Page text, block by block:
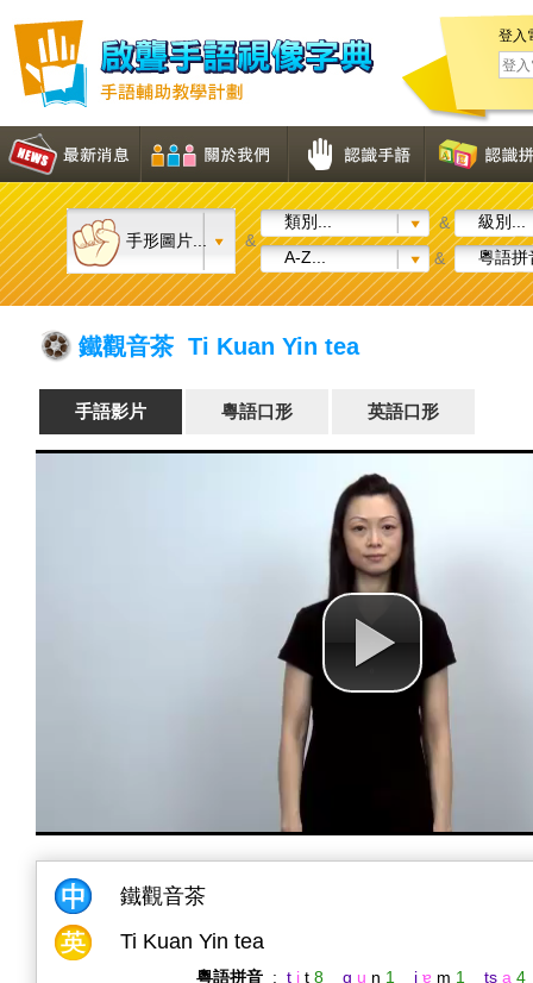
登入
手形圖片... &
類別... &
級別...
A-Z...
& 粵語拼
鐵觀音茶 Ti Kuan Yin tea
手語影片 粵語口形 英語口形
鐵觀音茶
Ti Kuan Yin tea
粵語拼音 : t i t 8 g u n 1 j ɐ m 1 ts a 4